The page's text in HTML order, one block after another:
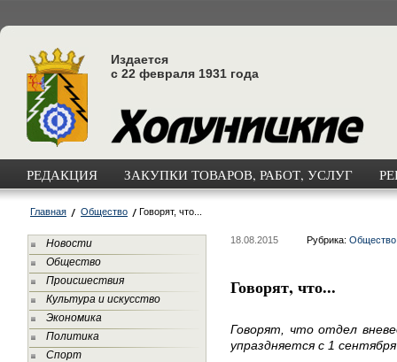
Издается
с 22 февраля 1931 года
РЕДАКЦИЯ ЗАКУПКИ ТОВАРОВ, РАБОТ, УСЛУГ
Главная Общество Говорят, что...
Новости
Общество
Происшествия
Культура и искусство
Экономика
Политика
Спорт
18.08.2015 Рубрика: Общество
Говорят, что...
Говорят, что отдел
упраздняется с 1